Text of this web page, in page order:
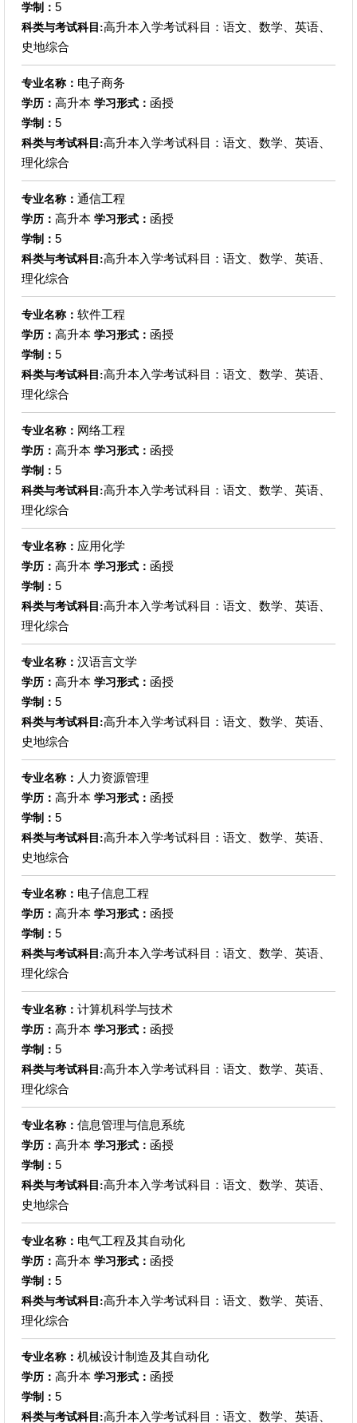
学制： 5
科类与考试科目:高升本入学考试科目：语文、数学、英语、
史地综合
专业名称： 电子商务
学历： 高升本 学习形式： 函授
学制： 5
科类与考试科目:高升本入学考试科目：语文、数学、英语、
理化综合
专业名称： 通信工程
学历： 高升本 学习形式： 函授
学制： 5
科类与考试科目:高升本入学考试科目：语文、数学、英语、
理化综合
专业名称： 软件工程
学历： 高升本 学习形式： 函授
学制： 5
科类与考试科目:高升本入学考试科目：语文、数学、英语、
理化综合
专业名称： 网络工程
学历： 高升本 学习形式： 函授
学制： 5
科类与考试科目:高升本入学考试科目：语文、数学、英语、
理化综合
专业名称： 应用化学
学历： 高升本 学习形式： 函授
学制： 5
科类与考试科目:高升本入学考试科目：语文、数学、英语、
理化综合
专业名称： 汉语言文学
学历： 高升本 学习形式： 函授
学制： 5
科类与考试科目:高升本入学考试科目：语文、数学、英语、
史地综合
专业名称： 人力资源管理
学历： 高升本 学习形式： 函授
学制： 5
科类与考试科目:高升本入学考试科目：语文、数学、英语、
史地综合
专业名称： 电子信息工程
学历： 高升本 学习形式： 函授
学制： 5
科类与考试科目:高升本入学考试科目：语文、数学、英语、
理化综合
专业名称： 计算机科学与技术
学历： 高升本 学习形式： 函授
学制： 5
科类与考试科目:高升本入学考试科目：语文、数学、英语、
理化综合
专业名称： 信息管理与信息系统
学历： 高升本 学习形式： 函授
学制： 5
科类与考试科目:高升本入学考试科目：语文、数学、英语、
史地综合
专业名称： 电气工程及其自动化
学历： 高升本 学习形式： 函授
学制： 5
科类与考试科目:高升本入学考试科目：语文、数学、英语、
理化综合
专业名称： 机械设计制造及其自动化
学历： 高升本 学习形式： 函授
学制： 5
科类与考试科目:高升本入学考试科目：语文、数学、英语、